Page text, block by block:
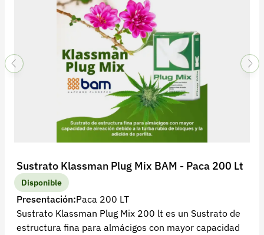
Sustrato Klassman Plug Mix BAM - Paca 200 Lt
Disponible
Presentación:Paca 200 LT
Sustrato Klassman Plug Mix 200 lt es un Sustrato de
estructura fina para almácigos con mayor capacidad
Información legal
Términos y condiciones
Política de devoluciones
Política de privacidad
Recuperar contraseña
Contacto
Soporte
+57 323 2931928